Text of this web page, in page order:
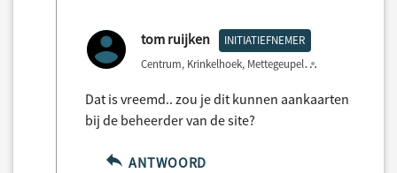
tom ruijken INITIATIEFNEMER
Centrum, Krinkelhoek, Mettegeupel
Dat is vreemd.. zou je dit kunnen aankaarten
bij de beheerder van de site?
ANTWOORD